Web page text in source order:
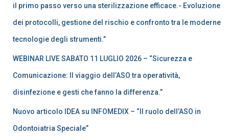
il primo passo verso una sterilizzazione efficace.- Evoluzione
dei protocolli, gestione del rischio e confronto tra le moderne
tecnologie degli strumenti.”
WEBINAR LIVE SABATO 11 LUGLIO 2026 – “Sicurezza e
Comunicazione: Il viaggio dell’ASO tra operatività,
disinfezione e gesti che fanno la differenza.”
Nuovo articolo IDEA su INFOMEDIX – “Il ruolo dell’ASO in
Odontoiatria Speciale”